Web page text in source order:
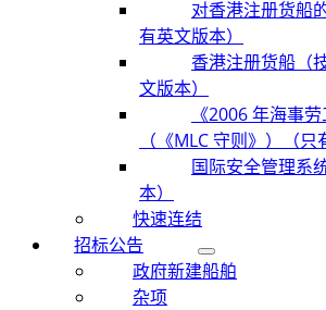
对香港注册货船
有英文版本）
香港注册货船（
文版本）
《2006 年海事
（《MLC 守则》）（只
国际安全管理系
本）
快速连结
招标公告
政府新建船舶
杂项